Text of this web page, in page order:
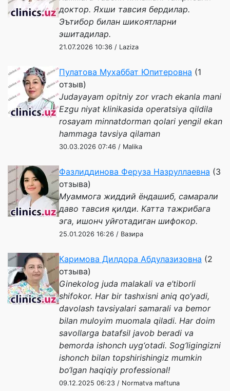
доктор. Яхши тавсия бердилар.
Эътибор билан шикоятларни
эшитадилар.
21.07.2026 10:36 / Laziza
Пулатова Мухаббат Юпитеровна (1
отзыв)
Judayayam opitniy zor vrach ekanla mani
Ezgu niyat klinikasida operatsiya qildila
rosayam minnatdorman qolari yengil ekan
hammaga tavsiya qilaman
30.03.2026 07:46 / Malika
Фазлиддинова Феруза Назруллаевна (3
отзыва)
Муаммога жиддий ёндашиб, самарали
даво тавсия қилди. Катта тажрибага
эга, ишонч уйғотадиган шифокор.
25.01.2026 16:26 / Вазира
Каримова Дилдора Абдулазизовна (2
отзыва)
Ginekolog juda malakali va e’tiborli
shifokor. Har bir tashxisni aniq qo‘yadi,
davolash tavsiyalari samarali va bemor
bilan muloyim muomala qiladi. Har doim
savollarga batafsil javob beradi va
bemorda ishonch uyg‘otadi. Sog‘ligingizni
ishonch bilan topshirishingiz mumkin
bo‘lgan haqiqiy professional!
09.12.2025 06:23 / Normatva maftuna